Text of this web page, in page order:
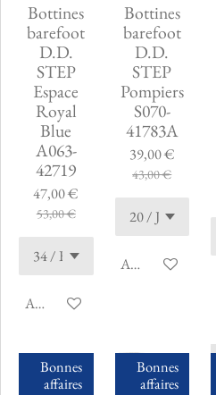
Bottines
barefoot
D.D.
STEP
Espace
Royal
Blue
A063-
42719
47,00 €
53,00 €
Ajouter au panier
Bottines
barefoot
D.D.
STEP
Pompiers
S070-
41783A
39,00 €
43,00 €
Ajouter au panier
Bonnes
affaires
Bonnes
affaires